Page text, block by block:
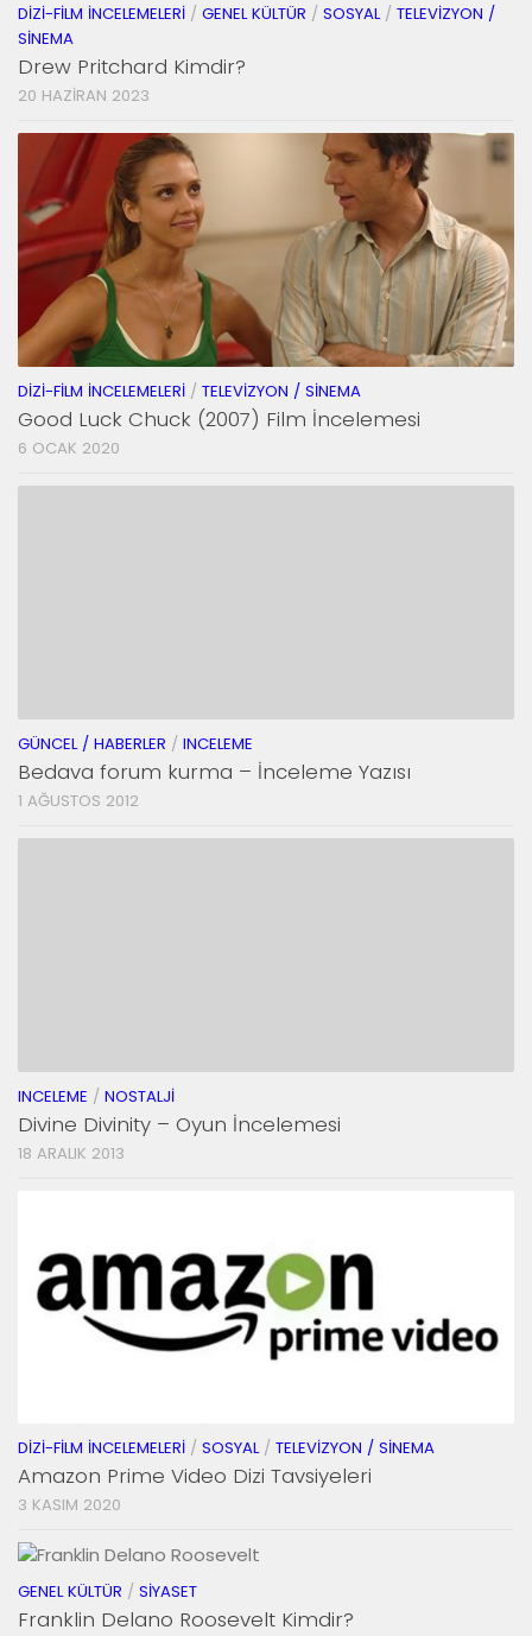
DIZI-FILM İNCELEMELERI / GENEL KÜLTÜR / SOSYAL/ TELEVIZYON /
SINEMA
Drew Pritchard Kimdir?
20 HAZIRAN 2023
DIZI-FILM İNCELEMELERI / TELEVIZYON / SINEMA
Good Luck Chuck (2007) Film İncelemesi
6 OCAK 2020
GÜNCEL / HABERLER / INCELEME
Bedava forum kurma – İnceleme Yazısı
1 AĞUSTOS 2012
INCELEME / NOSTALJI
Divine Divinity – Oyun İncelemesi
18 ARALIK 2013
DIZI-FILM İNCELEMELERI / SOSYAL/ TELEVIZYON / SINEMA
Amazon Prime Video Dizi Tavsiyeleri
3 KASIM 2020
GENEL KÜLTÜR / SIYASET
Franklin Delano Roosevelt Kimdir?